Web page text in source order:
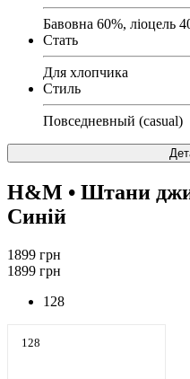
Бавовна 60%, ліоцель
Стать
Для хлопчика
Стиль
Повседневный (casual)
H&M • Штани
Синій
1899 грн
1899 грн
128
128